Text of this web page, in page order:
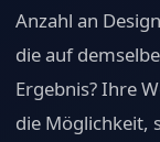
Anzahl an
die auf
Ergebnis? Ihre
die Möglichkeit,